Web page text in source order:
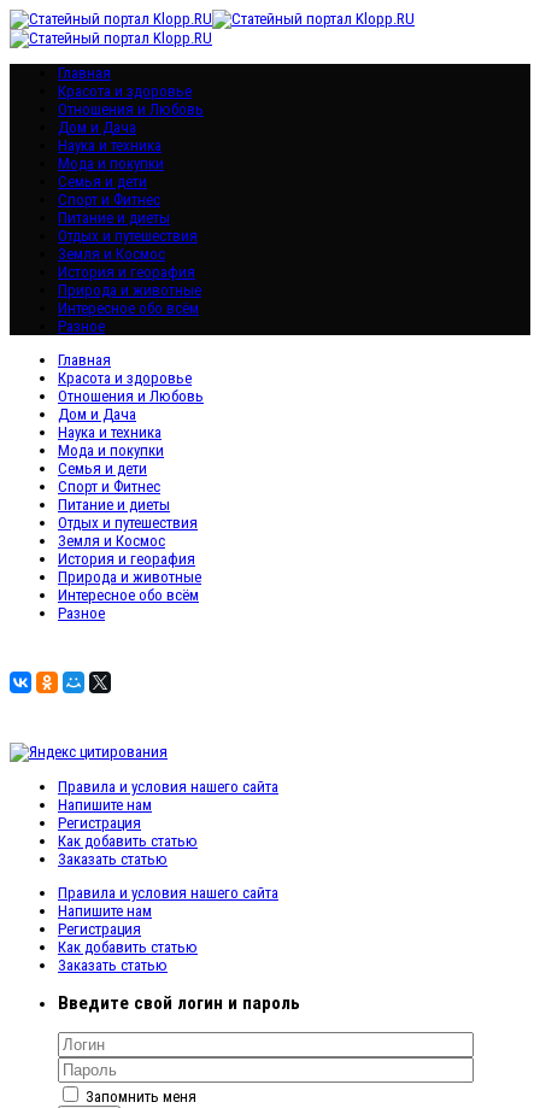
Главная
Красота и здоровье
Отношения и Любовь
Дом и Дача
Наука и техника
Мода и покупки
Семья и дети
Спорт и Фитнес
Питание и диеты
Отдых и путешествия
Земля и Космос
История и георафия
Природа и животные
Интересное обо всём
Разное
Главная
Красота и здоровье
Отношения и Любовь
Дом и Дача
Наука и техника
Мода и покупки
Семья и дети
Спорт и Фитнес
Питание и диеты
Отдых и путешествия
Земля и Космос
История и георафия
Природа и животные
Интересное обо всём
Разное
Правила и условия нашего сайта
Напишите нам
Регистрация
Как добавить статью
Заказать статью
Правила и условия нашего сайта
Напишите нам
Регистрация
Как добавить статью
Заказать статью
Введите свой логин и пароль
Запомнить меня